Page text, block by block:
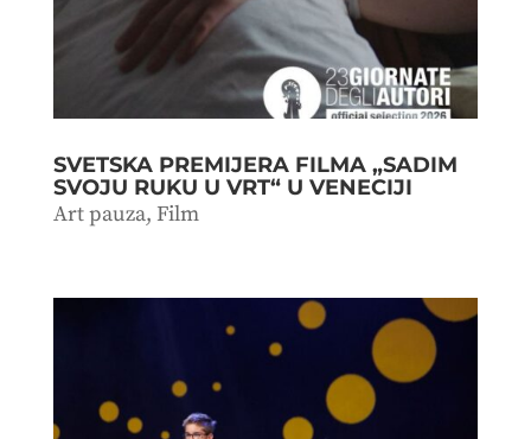
SVETSKA PREMIJERA FILMA „SADIM
SVOJU RUKU U VRT“ U VENECIJI
Art pauza, Film